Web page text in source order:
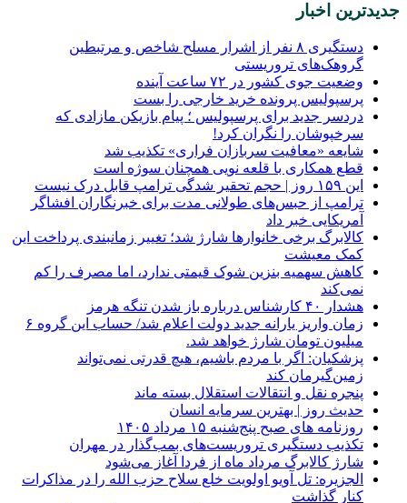
جدیدترین اخبار
دستگیری ۸ نفر از اشرار مسلح شاخص و مرتبطین
گروهک‌های تروریستی
وضعیت جوی کشور در ۷۲ ساعت آینده
پرسپولیس پرونده خرید خارجی را بست
دردسر جدید برای پرسپولیس ؛ پیام بازیکن مازادی که
سرخپوشان را نگران کرد!
شایعه «معافیت سربازان فراری» تکذیب شد
قطع همکاری با قلعه نویی همچنان سوژه است
این ۱۵۹ روز | حجم تحقیر شدگی ترامپ قابل درک نیست
ترامپ از حبس‌های طولانی مدت برای خبرنگاران افشاگر
آمریکایی خبر داد
کالابرگ برخی خانوارها شارژ شد؛ تغییر زمانبندی پرداخت این
کمک معیشت
کاهش سهمیه بنزین شوک قیمتی ندارد، اما مصرف را کم
نمی‌کند
هشدار ۴۰ کارشناس درباره باز شدن تنگه هرمز
زمان واریز یارانه جدید دولت اعلام شد/ حساب این گروه ۶
میلیون تومان شارژ خواهد شد.
پزشکیان: اگر با مردم باشیم، هیچ قدرتی نمی‌تواند
زمین‌گیرمان کند
پنجره‌ نقل و انتقالات استقلال بسته ماند
حدیث روز | بهترین سرمایه انسان
روزنامه‌ های صبح پنج‌شنبه ۱۵ مرداد ۱۴۰۵
تکذیب دستگیری تروریست‌های بمب‌گذار در مهران
شارژ کالابرگ مرداد ماه از فردا آغاز می‌شود
الجزیره: تل آویو اولویت خلع سلاح حزب الله را در مذاکرات
کنار گذاشت